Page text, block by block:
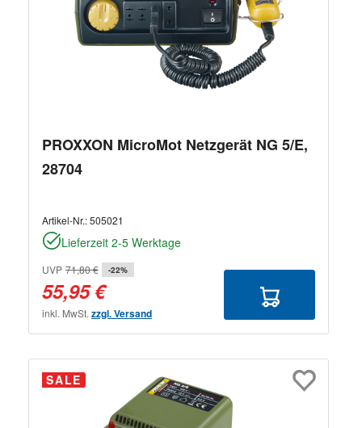
PROXXON MicroMot Netzgerät NG 5/E,
28704
Artikel-Nr.:505021
Lieferzeit 2-5 Werktage
UVP 71,80 € -22%
55,95 €
inkl. MwSt. zzgl. Versand
SALE